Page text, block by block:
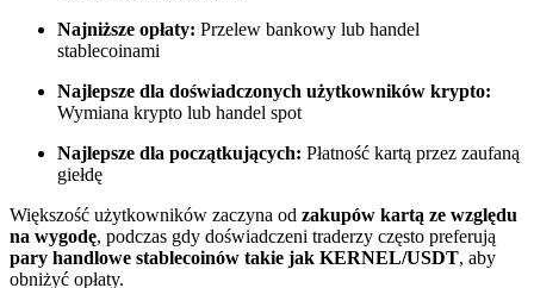
Ciesz się podziałem zysków i prowizjami z kopiowania
Najniższe opłaty: Przelew bankowy lub handel
stablecoinami
Najlepsze dla doświadczonych użytkowników krypto:
Wymiana krypto lub handel spot
Najlepsze dla początkujących: Płatność kartą przez zaufaną
giełdę
Większość użytkowników zaczyna od zakupów kartą ze względu
na wygodę, podczas gdy doświadczeni traderzy często preferują
pary handlowe stablecoinów takie jak KERNEL/USDT, aby
obniżyć opłaty.